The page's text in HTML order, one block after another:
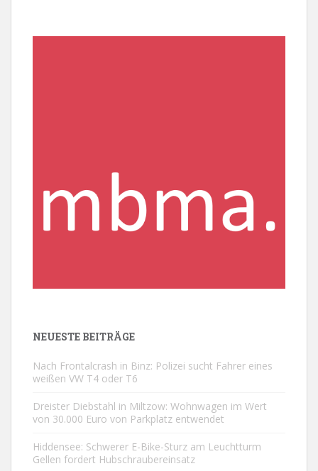
NEUESTE BEITRÄGE
Nach Frontalcrash in Binz: Polizei sucht Fahrer eines
weißen VW T4 oder T6
Dreister Diebstahl in Miltzow: Wohnwagen im Wert
von 30.000 Euro von Parkplatz entwendet
Hiddensee: Schwerer E-Bike-Sturz am Leuchtturm
Gellen fordert Hubschraubereinsatz